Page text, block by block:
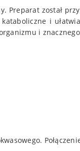
Preparat został
i
i